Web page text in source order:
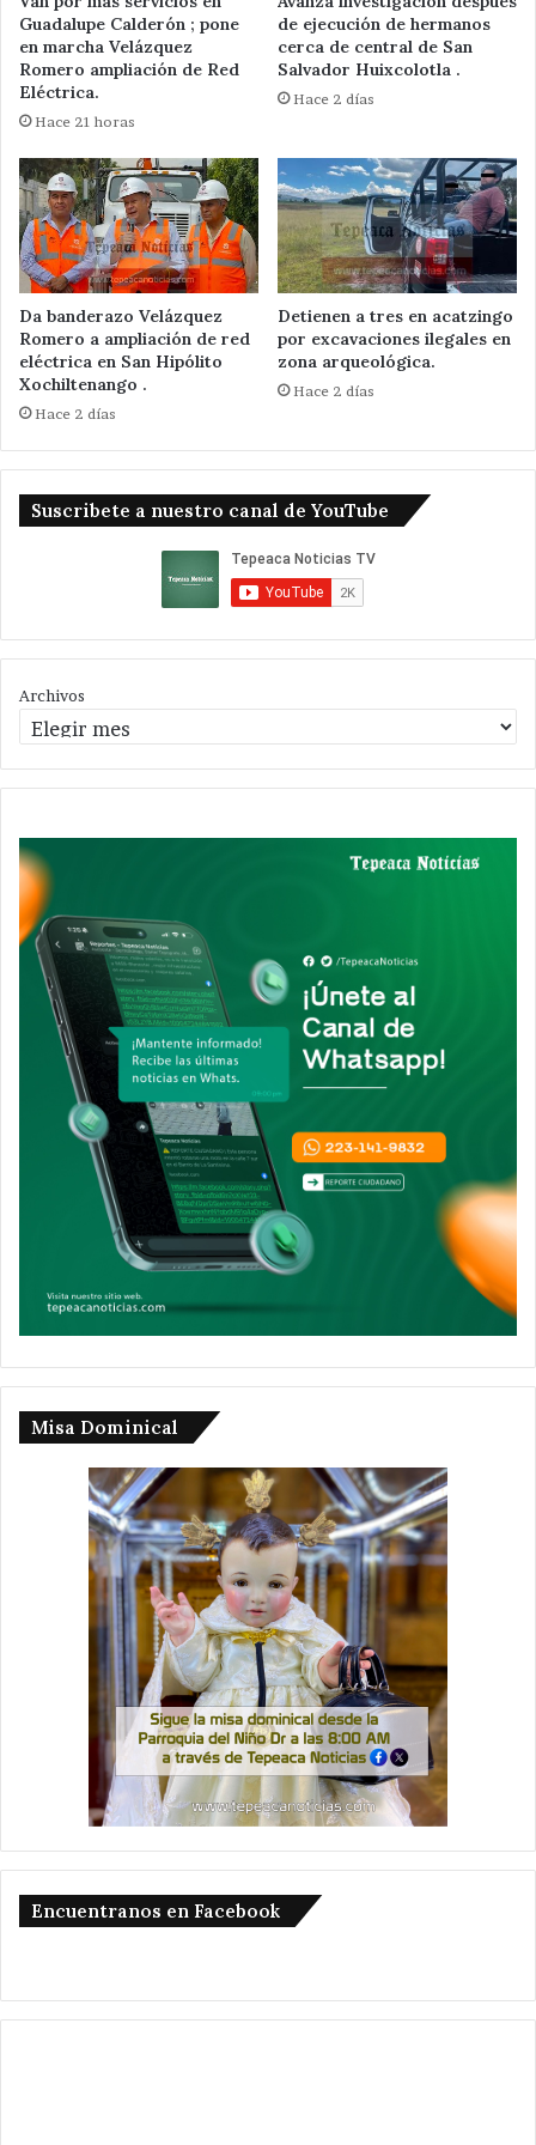
Guadalupe Calderón ; pone
en marcha Velázquez
Romero ampliación de Red
Eléctrica.
Hace 21 horas
de ejecución de hermanos
cerca de central de San
Salvador Huixcolotla .
Hace 2 días
Da banderazo Velázquez
Romero a ampliación de red
eléctrica en San Hipólito
Xochiltenango .
Hace 2 días
Detienen a tres en acatzingo
por excavaciones ilegales en
zona arqueológica.
Hace 2 días
Suscribete a nuestro canal de YouTube
Archivos
Misa Dominical
Encuentranos en Facebook